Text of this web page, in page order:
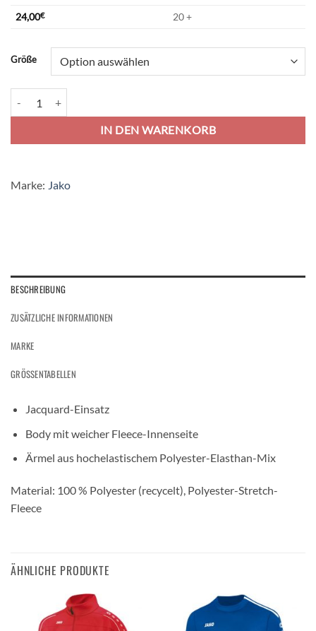
24,00€ 20 +
Größe
IN DEN WARENKORB
Alternative:
Marke: Jako
BESCHREIBUNG
ZUSÄTZLICHE INFORMATIONEN
MARKE
GRÖSSENTABELLEN
Jacquard-Einsatz
Body mit weicher Fleece-Innenseite
Ärmel aus hochelastischem Polyester-Elasthan-Mix
Material: 100 % Polyester (recycelt), Polyester-Stretch-
Fleece
ÄHNLICHE PRODUKTE